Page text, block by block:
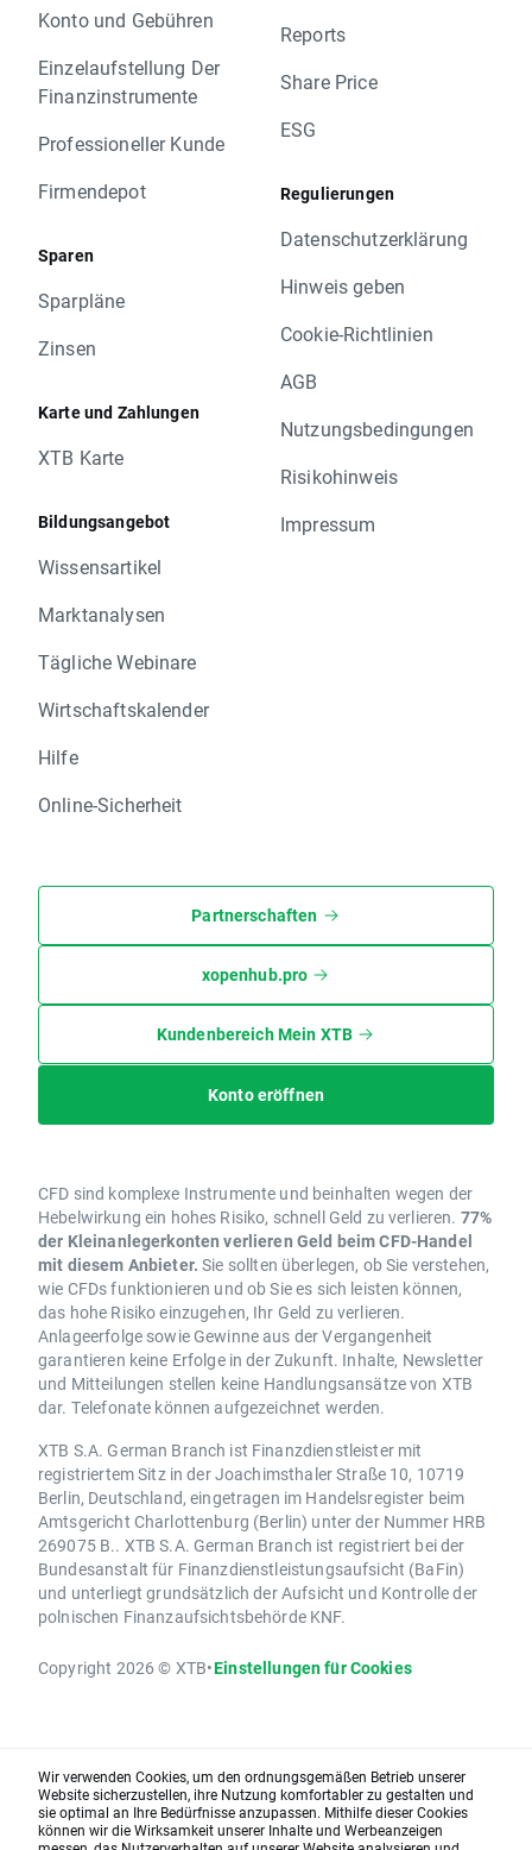
Konto und Gebühren
Einzelaufstellung Der
Finanzinstrumente
Professioneller Kunde
Firmendepot
Sparen
Sparpläne
Zinsen
Karte und Zahlungen
XTB Karte
Bildungsangebot
Wissensartikel
Marktanalysen
Tägliche Webinare
Wirtschaftskalender
Hilfe
Online-Sicherheit
Reports
Share Price
ESG
Regulierungen
Datenschutzerklärung
Hinweis geben
Cookie-Richtlinien
AGB
Nutzungsbedingungen
Risikohinweis
Impressum
Partnerschaften
xopenhub.pro
Kundenbereich Mein XTB
Konto eröffnen
CFD sind komplexe Instrumente und beinhalten wegen der
Hebelwirkung ein hohes Risiko, schnell Geld zu verlieren. 77%
der Kleinanlegerkonten verlieren Geld beim CFD-Handel
mit diesem Anbieter. Sie sollten überlegen, ob Sie verstehen,
wie CFDs funktionieren und ob Sie es sich leisten können,
das hohe Risiko einzugehen, Ihr Geld zu verlieren.
Anlageerfolge sowie Gewinne aus der Vergangenheit
garantieren keine Erfolge in der Zukunft. Inhalte, Newsletter
und Mitteilungen stellen keine Handlungsansätze von XTB
dar. Telefonate können aufgezeichnet werden.
XTB S.A. German Branch ist Finanzdienstleister mit
registriertem Sitz in der Joachimsthaler Straße 10, 10719
Berlin, Deutschland, eingetragen im Handelsregister beim
Amtsgericht Charlottenburg (Berlin) unter der Nummer HRB
269075 B.. XTB S.A. German Branch ist registriert bei der
Bundesanstalt für Finanzdienstleistungsaufsicht (BaFin)
und unterliegt grundsätzlich der Aufsicht und Kontrolle der
polnischen Finanzaufsichtsbehörde KNF.
Copyright 2026 © XTB•Einstellungen für Cookies
Wir verwenden Cookies, um den ordnungsgemäßen Betrieb unserer
Website sicherzustellen, ihre Nutzung komfortabler zu gestalten und
sie optimal an Ihre Bedürfnisse anzupassen. Mithilfe dieser Cookies
können wir die Wirksamkeit unserer Inhalte und Werbeanzeigen